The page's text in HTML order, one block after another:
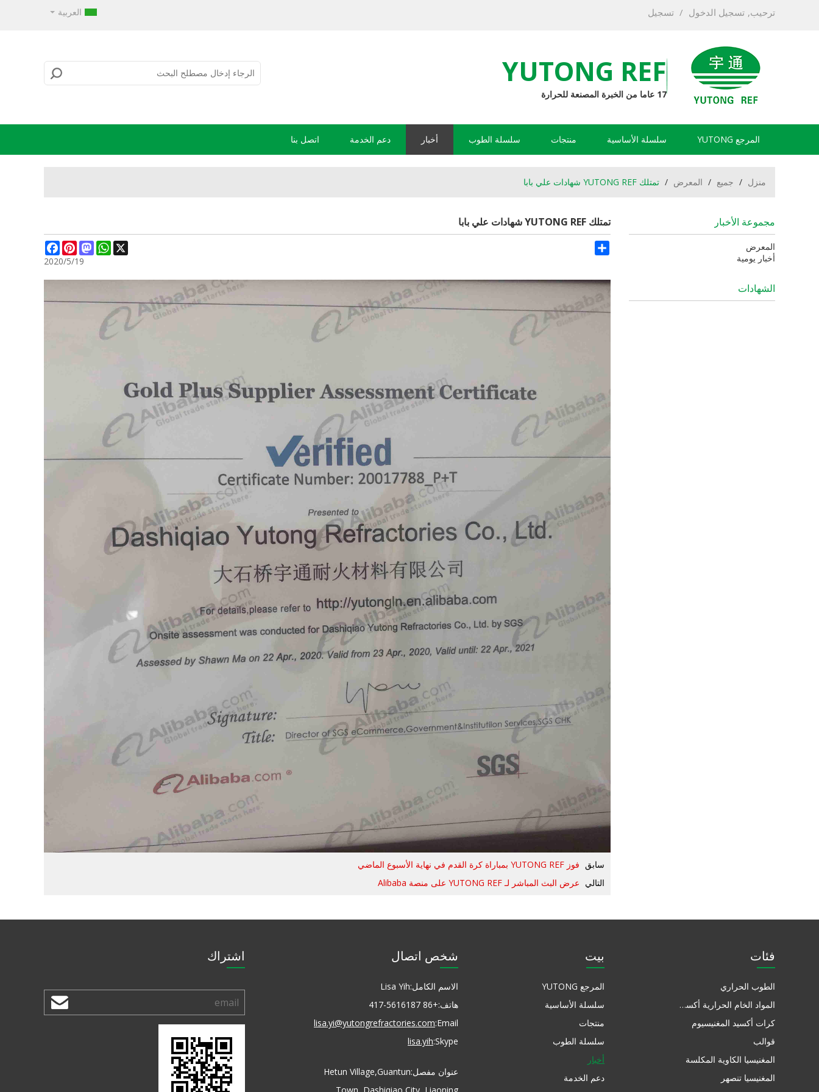
ترحيب, تسجيل الدخول / تسجيل العربية
YUTONG REF
17 عاما من الخبرة المصنعة للحرارة
المرجع YUTONG سلسلة الأساسية منتجات سلسلة الطوب أخبار دعم الخدمة اتصل بنا
منزل / جميع / المعرض / تمتلك YUTONG REF شهادات علي بابا
مجموعة الأخبار
المعرض
أخبار يومية
الشهادات
تمتلك YUTONG REF شهادات علي بابا
Share
FacebookPinterest
Mastodon
WhatsApp
X
2020/5/19
سابق فوز YUTONG REF بمباراة كرة القدم في نهاية الأسبوع الماضي
التالي عرض البث المباشر لـ YUTONG REF على منصة Alibaba
فئات
الطوب الحراري
المواد الخام الحرارية أكسيد المغنيسيوم
كرات أكسيد المغنيسيوم
قوالب
المغنيسيا الكاوية المكلسة
المغنيسيا تنصهر
بيت
المرجع YUTONG
سلسلة الأساسية
منتجات
سلسلة الطوب
أخبار
دعم الخدمة
شخص اتصال
الاسم الكامل:Lisa Yih
هاتف:+86 417-5616187
Email:
lisa.yi@yutongrefractories.com
Skype:
lisa.yih
عنوان مفصل:Hetun Village,Guantun
اشتراك